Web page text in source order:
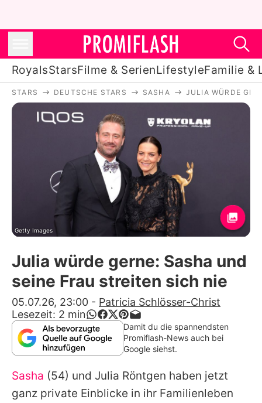
RoyalsStarsFilme & SerienLifestyleFamilie &
Royals
Stars
Filme & Serien
Lifestyle
Familie & Liebe
Promiflash Exklusiv
Alle Themen auf Promiflash
App runterladen
Team
Redaktionelle Richtlinien
Impressum
STARS DEUTSCHE STARS SASHA JULIA WÜRDE
Getty Images
Julia würde gerne: Sasha und
seine Frau streiten sich nie
05.07.26, 23:00 - Patricia Schlösser-Christ
Lesezeit: 2 min
Damit du die spannendsten
Promiflash-News auch bei
Google siehst.
Sasha (54) und Julia Röntgen haben jetzt
ganz private Einblicke in ihr Familienleben